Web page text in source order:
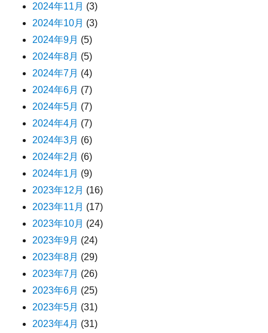
2024年11月 (3)
2024年10月 (3)
2024年9月 (5)
2024年8月 (5)
2024年7月 (4)
2024年6月 (7)
2024年5月 (7)
2024年4月 (7)
2024年3月 (6)
2024年2月 (6)
2024年1月 (9)
2023年12月 (16)
2023年11月 (17)
2023年10月 (24)
2023年9月 (24)
2023年8月 (29)
2023年7月 (26)
2023年6月 (25)
2023年5月 (31)
2023年4月 (31)